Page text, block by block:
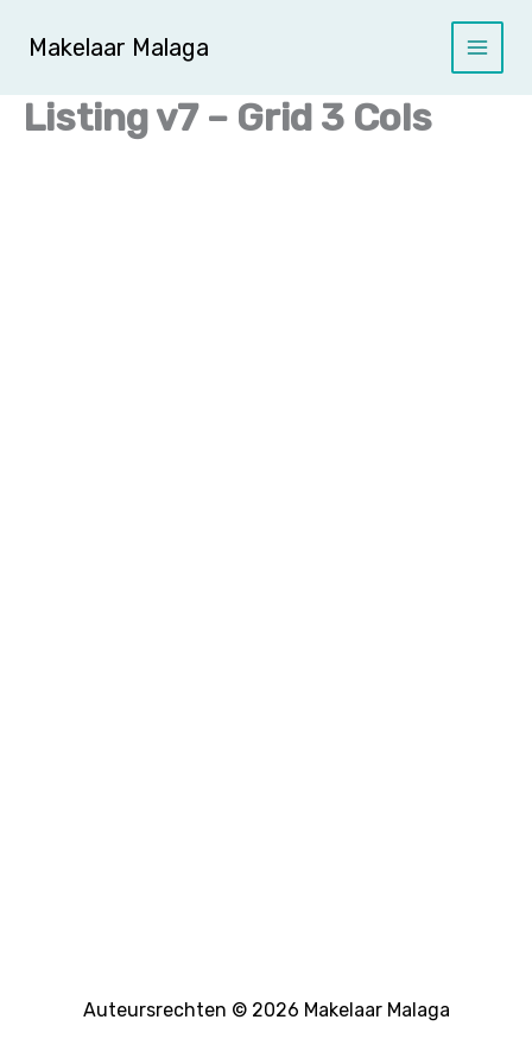
naar
inhoud
Makelaar Malaga
Listing v7 – Grid 3 Cols
Auteursrechten © 2026 Makelaar Malaga